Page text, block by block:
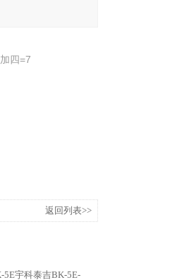
四=7
返回列表>>
5E宇科泰吉BK-5E-